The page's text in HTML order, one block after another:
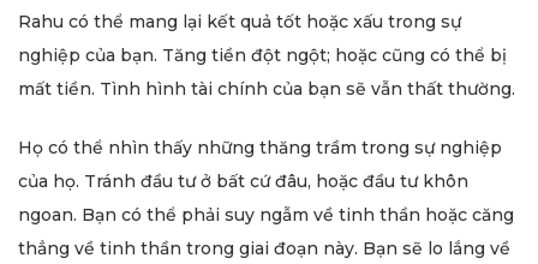
Rahu có thể mang lại kết quả tốt hoặc xấu trong sự
nghiệp của bạn. Tăng tiền đột ngột; hoặc cũng có thể bị
mất tiền. Tình hình tài chính của bạn sẽ vẫn thất thường.
Họ có thể nhìn thấy những thăng trầm trong sự nghiệp
của họ. Tránh đầu tư ở bất cứ đâu, hoặc đầu tư khôn
ngoan. Bạn có thể phải suy ngẫm về tinh thần hoặc căng
thẳng về tinh thần trong giai đoạn này. Bạn sẽ lo lắng về